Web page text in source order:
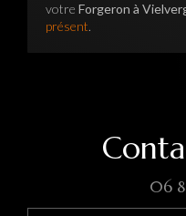
votre Forgeron à
présent.
06